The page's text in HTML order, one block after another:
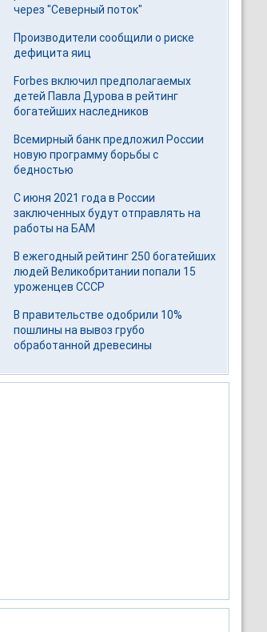
через "Северный поток"
Производители сообщили о риске
дефицита яиц
Forbes включил предполагаемых
детей Павла Дурова в рейтинг
богатейших наследников
Всемирный банк предложил России
новую программу борьбы с
бедностью
С июня 2021 года в России
заключенных будут отправлять на
работы на БАМ
В ежегодный рейтинг 250 богатейших
людей Великобритании попали 15
уроженцев СССР
В правительстве одобрили 10%
пошлины на вывоз грубо
обработанной древесины